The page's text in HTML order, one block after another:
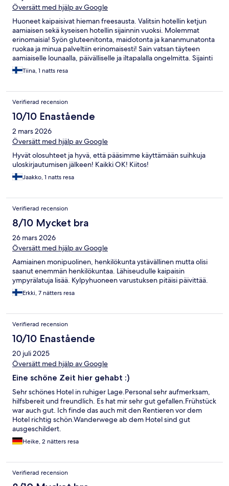
Översätt med hjälp av Google
Huoneet kaipaisivat hieman freesausta. Valitsin hotellin ketjun
aamiaisen sekä kyseisen hotellin sijainnin vuoksi. Molemmat
erinomaisia! Syön gluteenitonta, maidotonta ja kananmunatonta
ruokaa ja minua palveltiin erinomaisesti! Sain vatsan täyteen
aamiaiselle lounaalla, päivälliselle ja iltapalalla ongelmitta. Sijainti
on optimaalinen Hetta-Pallas -vaelluksen kannalta. Henkilökunta
avusti tarpeellisten lisäpalveluiden kanssa.
Tiina, 1 natts resa
Verifierad recension
10/10 Enastående
2 mars 2026
Översätt med hjälp av Google
Hyvät olosuhteet ja hyvä, että pääsimme käyttämään suihkuja
uloskirjautumisen jälkeen! Kaikki OK! Kiitos!
Jaakko, 1 natts resa
Verifierad recension
8/10 Mycket bra
26 mars 2026
Översätt med hjälp av Google
Aamiainen monipuolinen, henkilökunta ystävällinen mutta olisi
saanut enemmän henkilökuntaa. Lähiseudulle kaipaisin
ympyrälatuja lisää. Kylpyhuoneen varustuksen pitäisi päivittää.
Erkki, 7 nätters resa
Verifierad recension
10/10 Enastående
20 juli 2025
Översätt med hjälp av Google
Eine schöne Zeit hier gehabt :)
Sehr schönes Hotel in ruhiger Lage.Personal sehr aufmerksam,
hilfsbereit und freundlich. Es hat mir sehr gut gefallen.Frühstück
war auch gut. Ich finde das auch mit den Rentieren vor dem
Hotel richtig schön.Wanderwege ab dem Hotel sind gut
ausgeschildert.
Heike, 2 nätters resa
Verifierad recension